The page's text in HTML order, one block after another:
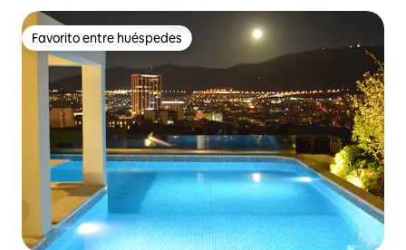
Favorito entre huéspedes
Favorito entre huéspedes